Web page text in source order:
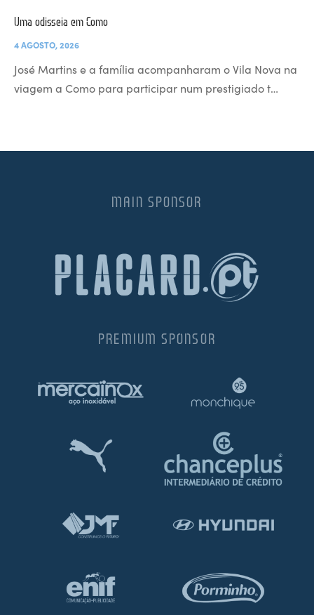
Uma odisseia em Como
4 AGOSTO, 2026
José Martins e a família acompanharam o Vila Nova na
viagem a Como para participar num prestigiado t…
MAIN SPONSOR
PREMIUM SPONSOR